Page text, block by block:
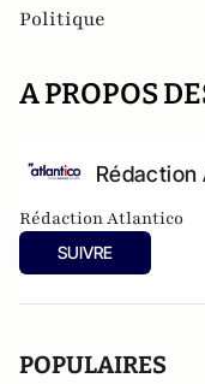
Politique
A PROPOS
Rédaction Atlantico
SUIVRE
POPULAIRES